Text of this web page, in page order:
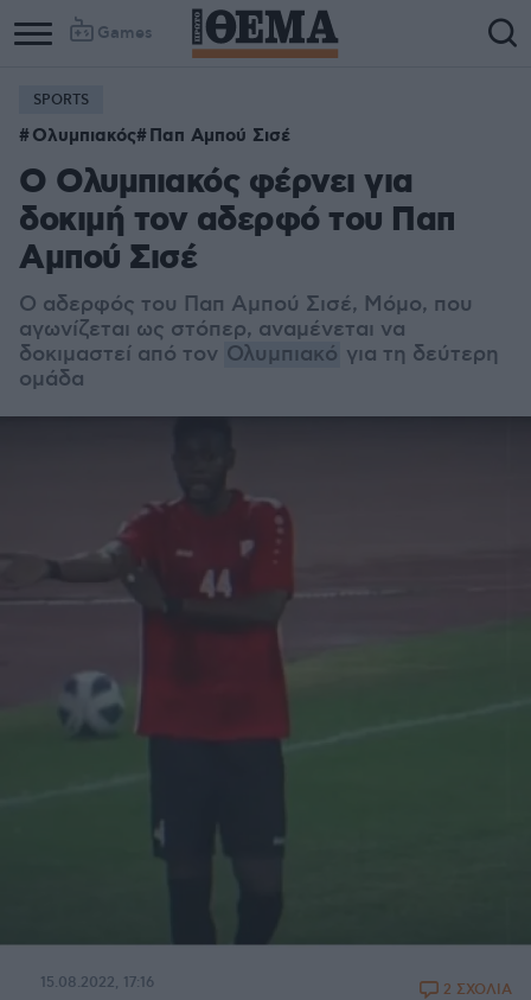
Games
SPORTS
Ολυμπιακός Παπ Αμπού Σισέ
Ο Ολυμπιακός φέρνει για
δοκιμή τον αδερφό του Παπ
Αμπού Σισέ
Ο αδερφός του Παπ Αμπού Σισέ, Μόμο, που
αγωνίζεται ως στόπερ, αναμένεται να
δοκιμαστεί από τον Ολυμπιακό για τη δεύτερη
ομάδα
15.08.2022, 17:16 2 ΣΧΟΛΙΑ